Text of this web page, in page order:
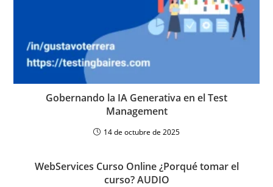
Gobernando la IA Generativa en el Test
Management
14 de octubre de 2025
WebServices Curso Online ¿Porqué tomar el
curso? AUDIO